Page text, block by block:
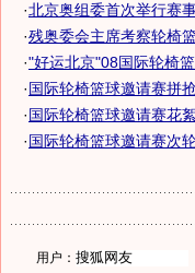
·北京奥组委首次举行赛
·残奥委会主席考察轮椅
·"好运北京"08国际轮椅
·国际轮椅篮球邀请赛拼
·国际轮椅篮球邀请赛花
·国际轮椅篮球邀请赛次
用户：